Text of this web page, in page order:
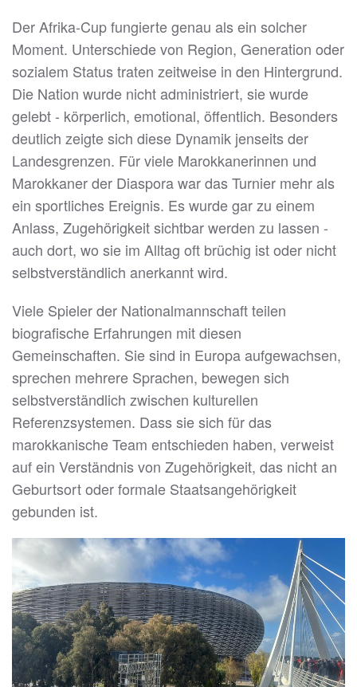
Der Afrika-Cup fungierte genau als ein solcher
Moment. Unterschiede von Region, Generation oder
sozialem Status traten zeitweise in den Hintergrund.
Die Nation wurde nicht administriert, sie wurde
gelebt - körperlich, emotional, öffentlich. Besonders
deutlich zeigte sich diese Dynamik jenseits der
Landesgrenzen. Für viele Marokkanerinnen und
Marokkaner der Diaspora war das Turnier mehr als
ein sportliches Ereignis. Es wurde gar zu einem
Anlass, Zugehörigkeit sichtbar werden zu lassen -
auch dort, wo sie im Alltag oft brüchig ist oder nicht
selbstverständlich anerkannt wird.
Viele Spieler der Nationalmannschaft teilen
biografische Erfahrungen mit diesen
Gemeinschaften. Sie sind in Europa aufgewachsen,
sprechen mehrere Sprachen, bewegen sich
selbstverständlich zwischen kulturellen
Referenzsystemen. Dass sie sich für das
marokkanische Team entschieden haben, verweist
auf ein Verständnis von Zugehörigkeit, das nicht an
Geburtsort oder formale Staatsangehörigkeit
gebunden ist.